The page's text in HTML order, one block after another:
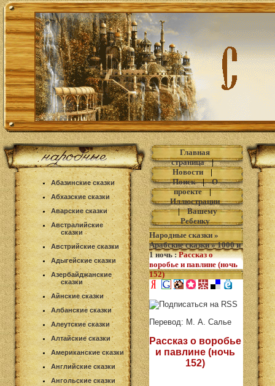
Абазинские сказки
Абхазские сказки
Аварские сказки
Австралийские
сказки
Австрийские сказки
Адыгейские сказки
Азербайджанские
сказки
Айнские сказки
Албанские сказки
Алеутские сказки
Алтайские сказки
Американские сказки
Английские сказки
Ангольские сказки
Главная
страница|
Новости|
Поиск|О
проекте|
Иллюстрации
|Вашему
Ребенку
Народные сказки »
Арабские сказки»1000 и
1 ночь: Рассказ о
воробье и павлине (ночь
152)
Перевод: М. А. Салье
Рассказ о воробье
и павлине (ночь
152)